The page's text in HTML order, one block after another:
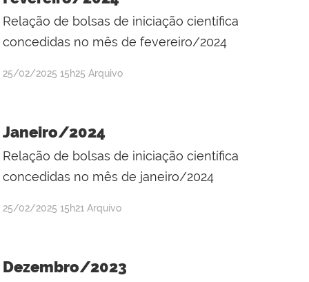
Santos
Silva
Relação de bolsas de iniciação científica
concedidas no mês de fevereiro/2024
por
Santos
Silva
publicado
25/02/2025 15h25 Arquivo
Janeiro/2024
Relação de bolsas de iniciação científica
concedidas no mês de janeiro/2024
por
Santos
publicado
25/02/2025 15h21 Arquivo
Dezembro/2023